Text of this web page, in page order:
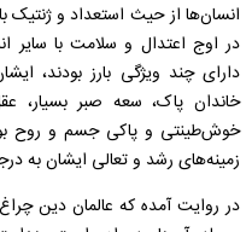
انسان‌ها از حیث استعداد و ژنتیک
در اوج اعتدال و سلامت با سایر
دارای چند ویژگی بارز بودند،
خاندان پاک، سعه صبر بسیار،
خوش‌طینتی و پاکی جسم و روح
زمینه‌های رشد و تعالی ایشان به
در روایت آمده که عالمان دین